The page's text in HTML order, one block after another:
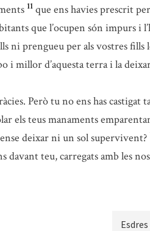
11 que ens havies prescrit
que l’ocupen són impurs i
ni prengueu per als vostres fills
millor d’aquesta terra i la
Però tu no ens has castigat
els teus manaments
deixar ni un sol supervivent?
davant teu, carregats amb les
Esdres